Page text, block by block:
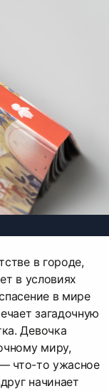
в городе,
в условиях
в мире
загадочную
Девочка
миру,
что-то ужасное
начинает